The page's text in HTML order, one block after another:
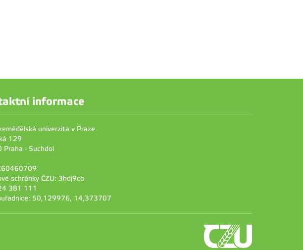
informace
univerzita v Praze
129
Praha - Suchdol
schránky ČZU: 3hdj9cb
381 111
50,129976, 14,373707